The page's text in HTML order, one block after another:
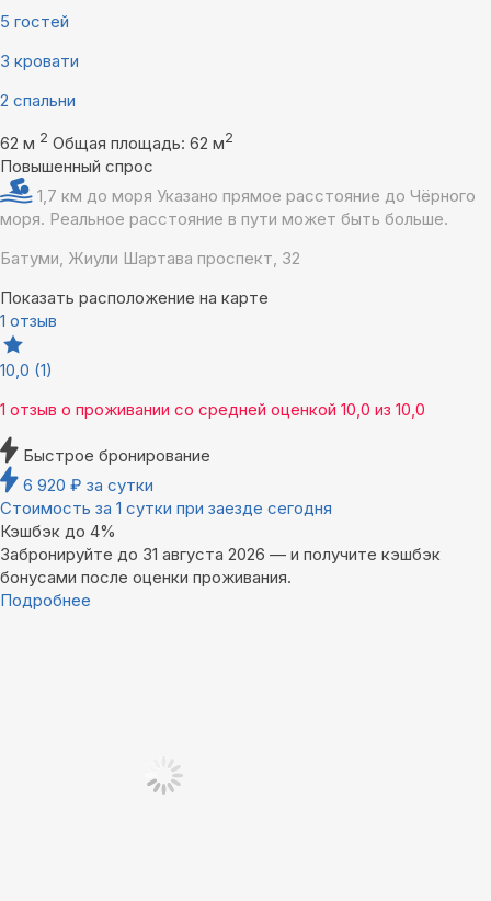
5 гостей
3 кровати
2 спальни
62 м 2 Общая площадь: 62 м2
Повышенный спрос
1,7 км до моря Указано прямое расстояние до Чёрного
моря. Реальное расстояние в пути может быть больше.
Батуми, Жиули Шартава проспект, 32
Показать расположение на карте
1 отзыв
10,0 (1)
1 отзыв о проживании со средней оценкой 10,0 из 10,0
Быстрое бронирование
6 920 ₽ за сутки
Стоимость за 1 сутки при заезде сегодня
Кэшбэк до 4%
Забронируйте до 31 августа 2026 — и получите кэшбэк
бонусами после оценки проживания.
Подробнее